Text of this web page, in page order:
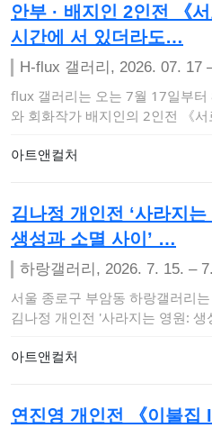
안부 · 배지인 2인전 《
시간에 서 있더라도…
H-flux 갤러리, 2026. 07. 17
flux 갤러리는 오는 7월 17일부
와 회화작가 배지인의 2인전 《
아트앤컬처
김나정 개인전 ‘사라지
생성과 소멸 사이’ …
하랑갤러리, 2026. 7. 15. –
서울 종로구 부암동 하랑갤러리
김나정 개인전 '사라지는 영원:
아트앤컬처
연진영 개인전 《이불집